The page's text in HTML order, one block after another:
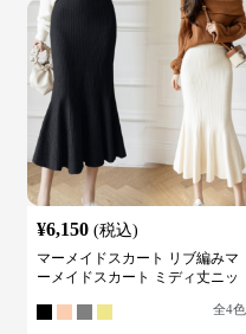
¥6,150 (税込)
マーメイドスカート リブ編みマ
ーメイドスカート ミディ丈ニッ
全4色